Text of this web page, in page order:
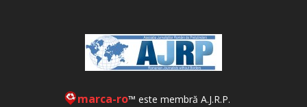
marca-ro™ este membră A.J.R.P.